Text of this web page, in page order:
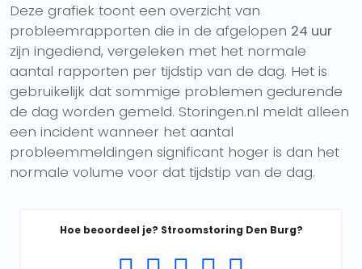
Deze grafiek toont een overzicht van
probleemrapporten die in de afgelopen 24 uur
zijn ingediend, vergeleken met het normale
aantal rapporten per tijdstip van de dag. Het is
gebruikelijk dat sommige problemen gedurende
de dag worden gemeld. Storingen.nl meldt alleen
een incident wanneer het aantal
probleemmeldingen significant hoger is dan het
normale volume voor dat tijdstip van de dag.
Hoe beoordeel je? Stroomstoring Den Burg?